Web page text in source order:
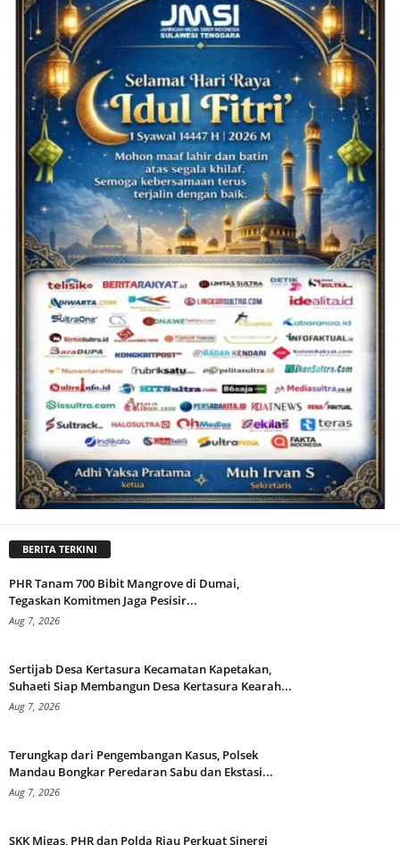
BERITA TERKINI
PHR Tanam 700 Bibit Mangrove di Dumai,
Tegaskan Komitmen Jaga Pesisir...
Aug 7, 2026
Sertijab Desa Kertasura Kecamatan Kapetakan,
Suhaeti Siap Membangun Desa Kertasura Kearah...
Aug 7, 2026
Terungkap dari Pengembangan Kasus, Polsek
Mandau Bongkar Peredaran Sabu dan Ekstasi...
Aug 7, 2026
SKK Migas, PHR dan Polda Riau Perkuat Sinergi